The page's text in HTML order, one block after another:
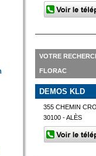
VOTRE
FLORAC
DEMOS KLD
355 CHEMIN
30100 - ALÈS